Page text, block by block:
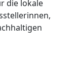
die lokale